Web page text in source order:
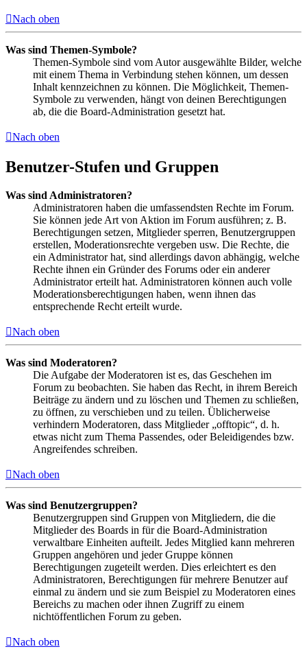
Nach oben
Was sind Themen-Symbole?
Themen-Symbole sind vom Autor ausgewählte Bilder, welche
mit einem Thema in Verbindung stehen können, um dessen
Inhalt kennzeichnen zu können. Die Möglichkeit, Themen-
Symbole zu verwenden, hängt von deinen Berechtigungen
ab, die die Board-Administration gesetzt hat.
Nach oben
Benutzer-Stufen und Gruppen
Was sind Administratoren?
Administratoren haben die umfassendsten Rechte im Forum.
Sie können jede Art von Aktion im Forum ausführen; z. B.
Berechtigungen setzen, Mitglieder sperren, Benutzergruppen
erstellen, Moderationsrechte vergeben usw. Die Rechte, die
ein Administrator hat, sind allerdings davon abhängig, welche
Rechte ihnen ein Gründer des Forums oder ein anderer
Administrator erteilt hat. Administratoren können auch volle
Moderationsberechtigungen haben, wenn ihnen das
entsprechende Recht erteilt wurde.
Nach oben
Was sind Moderatoren?
Die Aufgabe der Moderatoren ist es, das Geschehen im
Forum zu beobachten. Sie haben das Recht, in ihrem Bereich
Beiträge zu ändern und zu löschen und Themen zu schließen,
zu öffnen, zu verschieben und zu teilen. Üblicherweise
verhindern Moderatoren, dass Mitglieder „offtopic“, d. h.
etwas nicht zum Thema Passendes, oder Beleidigendes bzw.
Angreifendes schreiben.
Nach oben
Was sind Benutzergruppen?
Benutzergruppen sind Gruppen von Mitgliedern, die die
Mitglieder des Boards in für die Board-Administration
verwaltbare Einheiten aufteilt. Jedes Mitglied kann mehreren
Gruppen angehören und jeder Gruppe können
Berechtigungen zugeteilt werden. Dies erleichtert es den
Administratoren, Berechtigungen für mehrere Benutzer auf
einmal zu ändern und sie zum Beispiel zu Moderatoren eines
Bereichs zu machen oder ihnen Zugriff zu einem
nichtöffentlichen Forum zu geben.
Nach oben